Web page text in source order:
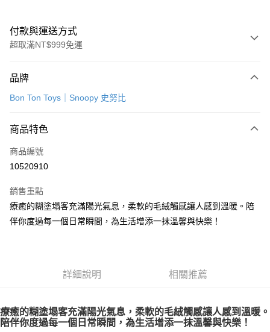
付款與運送方式
超取滿NT$999免運
信用卡一次付款
3 期 0 利率 每期
合作金庫商業銀行
上海商業儲蓄銀行
臺灣中小企業銀行
匯豐（台灣）商業銀行
華泰商業銀行
聯邦商業銀行
遠東國際商業銀行
台灣樂天信用卡公司
超商取貨付款
LINE Pay
Apple Pay
悠遊付
全家取貨付款
每筆NT$85，滿NT$999(含以上)免運費
品牌
Bon Ton Toys｜Snoopy 史努比
商品特色
商品編號
10520910
銷售重點
療癒的糊塗塌客充滿陽光氣息，柔軟的毛絨觸感讓人感到溫暖。陪
伴你度過每一個日常瞬間，為生活增添一抹溫馨與快樂！
詳細說明 相關推薦
療癒的糊塗塌客充滿陽光氣息，柔軟的毛絨觸感讓人感到溫暖。
陪伴你度過每一個日常瞬間，為生活增添一抹溫馨與快樂！